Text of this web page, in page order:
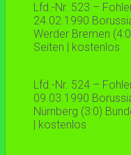
Lfd.-Nr. 523 –
24.02.1990
Werder Bremen
Seiten | kostenlos
Lfd.-Nr. 524 –
09.03.1990
Nürnberg (3:0)
| kostenlos